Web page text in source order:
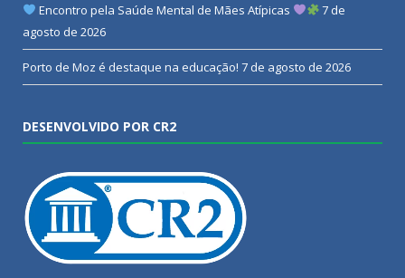
Encontro pela Saúde Mental de Mães Atípicas
7 de
agosto de 2026
Porto de Moz é destaque na educação! 7 de agosto de 2026
DESENVOLVIDO POR CR2